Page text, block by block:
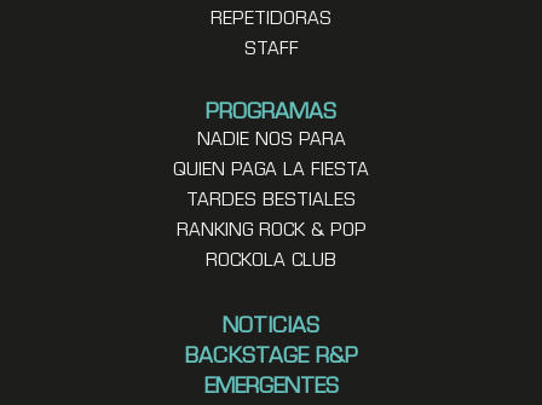
REPETIDORAS
STAFF
PROGRAMAS
NADIE NOS PARA
QUIEN PAGA LA FIESTA
TARDES BESTIALES
RANKING ROCK & POP
ROCKOLA CLUB
NOTICIAS
BACKSTAGE R&P
EMERGENTES